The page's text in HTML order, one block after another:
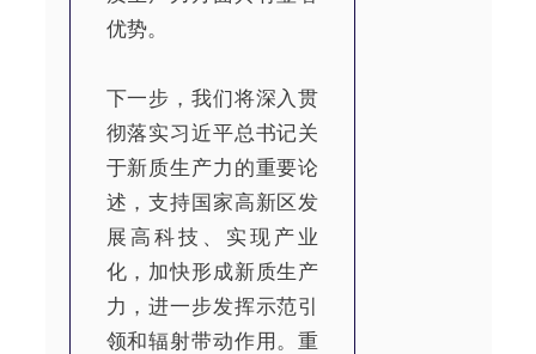
优势。
下一步，我们将深入贯
彻落实习近平总书记关
于新质生产力的重要论
述，支持国家高新区发
展高科技、实现产业
化，加快形成新质生产
力，进一步发挥示范引
领和辐射带动作用。重